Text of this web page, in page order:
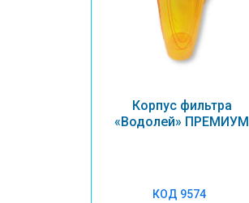
Корпус фильтра
«Водолей» ПРЕМИУМ
КОД 9574